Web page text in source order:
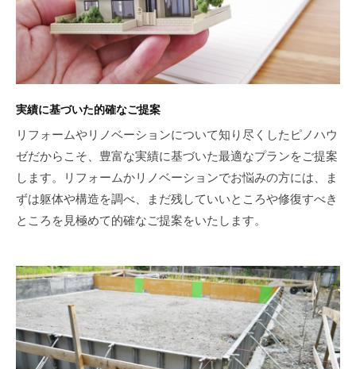
実績に基づいた的確なご提案
リフォームやリノベーションについて知り尽くしたピノハウ
ゼだからこそ、豊富な実績に基づいた最適なプランをご提案
します。リフォームかリノベーションでお悩みの方には、ま
ずは躯体や構造を調べ、まだ残していいところや修復すべき
ところを見極めて的確なご提案をいたします。